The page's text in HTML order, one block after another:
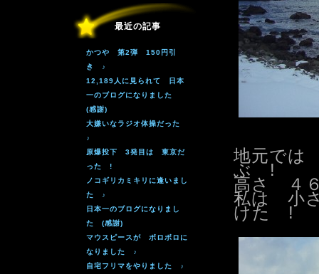
最近の記事
かつや 第2弾 150円引
き ♪
12,189人に見られて 日本
一のブログになりました
(感謝)
大嫌いなラジオ体操だった
♪
原爆投下 3発目は 東京だ
った !
ノコギリカミキリに逢いまし
た ♪
日本一のブログになりまし
た (感謝)
マウスピースが ボロボロに
なりました ♪
自宅フリマをやりました ♪
地元では
ぶ !
高さ ４
私は 小
けた !